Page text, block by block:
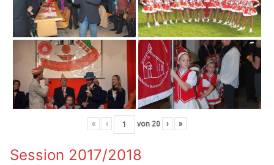
« ‹ von 20 › »
Session 2017/2018